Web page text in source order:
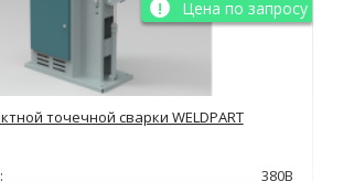
Цена по запросу
точечной сварки WELDPART
380В